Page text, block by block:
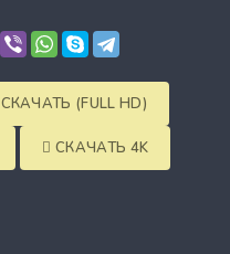
СКАЧАТЬ (FULL HD)
СКАЧАТЬ 4K